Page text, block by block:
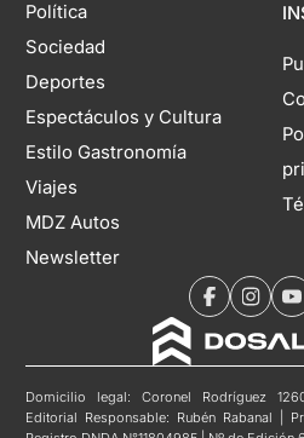
Política
Sociedad
Deportes
Espectáculos y Cultura
Estilo Gastronomía
Viajes
MDZ Autos
Newsletter
Domicilio legal: Coronel Rodríguez
Editorial Responsable: Rubén Rabanal |